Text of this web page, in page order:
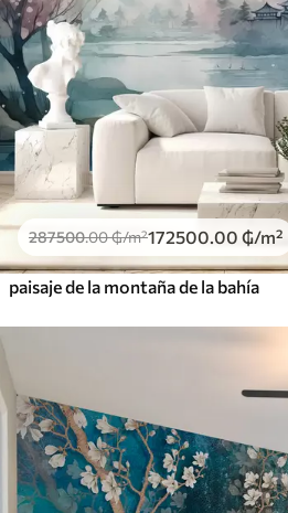
287500.00₲/m²172500.00 ₲/m²
paisaje de la montaña de la bahía